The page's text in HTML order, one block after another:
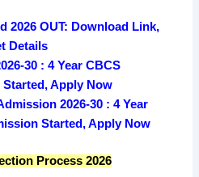
2026 OUT: Download Link,
Details
30 : 4 Year CBCS
Apply Now
2026-30 : 4 Year
Started, Apply Now
Process 2026